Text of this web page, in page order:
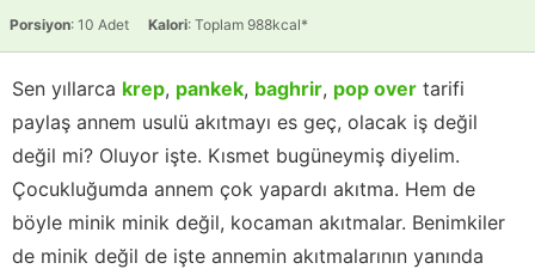
Porsiyon: 10 Adet Kalori: Toplam 988kcal*
Sen yıllarca krep, pankek, baghrir, pop over tarifi
paylaş annem usulü akıtmayı es geç, olacak iş değil
değil mi? Oluyor işte. Kısmet bugüneymiş diyelim.
Çocukluğumda annem çok yapardı akıtma. Hem de
böyle minik minik değil, kocaman akıtmalar. Benimkiler
de minik değil de işte annemin akıtmalarının yanında